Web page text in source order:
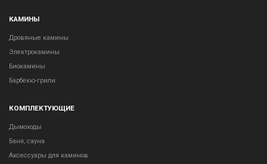
КАМИНЫ
Дровяные камины
Электрокамины
Биокамины
Барбекю-грили
КОМПЛЕКТУЮЩИЕ
Дымоходы
Баня, сауна
Аксессуары для каминов